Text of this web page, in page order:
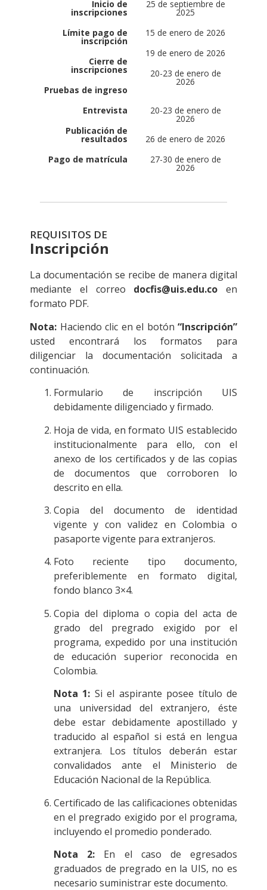
Inicio de
inscripciones
Límite pago de
inscripción
Cierre de
inscripciones
Pruebas de ingreso
25 de septiembre de
2025
15 de enero de 2026
19 de enero de 2026
20-23 de enero de
2026
Entrevista
Publicación de
resultados
Pago de matrícula
20-23 de enero de
2026
26 de enero de 2026
27-30 de enero de
2026
REQUISITOS DE
Inscripción
La documentación se recibe de manera digital
mediante el correo docfis@uis.edu.co en
formato PDF.
Nota: Haciendo clic en el botón “Inscripción”
usted encontrará los formatos para
diligenciar la documentación solicitada a
continuación.
Formulario de inscripción UIS
debidamente diligenciado y firmado.
Hoja de vida, en formato UIS establecido
institucionalmente para ello, con el
anexo de los certificados y de las copias
de documentos que corroboren lo
descrito en ella.
Copia del documento de identidad
vigente y con validez en Colombia o
pasaporte vigente para extranjeros.
Foto reciente tipo documento,
preferiblemente en formato digital,
fondo blanco 3×4.
Copia del diploma o copia del acta de
grado del pregrado exigido por el
programa, expedido por una institución
de educación superior reconocida en
Colombia.
Nota 1: Si el aspirante posee título de
una universidad del extranjero, éste
debe estar debidamente apostillado y
traducido al español si está en lengua
extranjera. Los títulos deberán estar
convalidados ante el Ministerio de
Educación Nacional de la República.
Certificado de las calificaciones obtenidas
en el pregrado exigido por el programa,
incluyendo el promedio ponderado.
Nota 2: En el caso de egresados
graduados de pregrado en la UIS, no es
necesario suministrar este documento.